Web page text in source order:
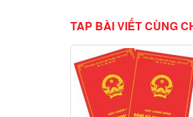
TAP BÀI VIẾT CÙNG